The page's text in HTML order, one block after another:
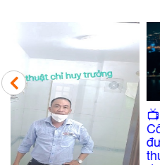
​📺 Thương Hiệu Uy Tín:
Công nghệ Bảo Châu đã
được Đài Truyền hình Kỹ
thuật số VTC tìm hiểu và